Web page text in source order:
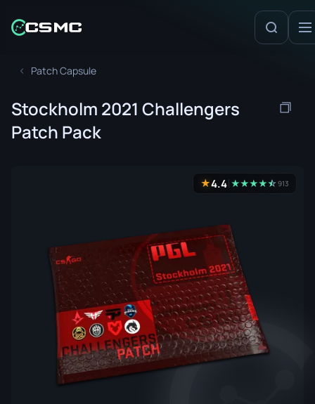
Patch Capsule
Stockholm 2021 Challengers
Patch Pack
★4.4 ★★★★★
☆913